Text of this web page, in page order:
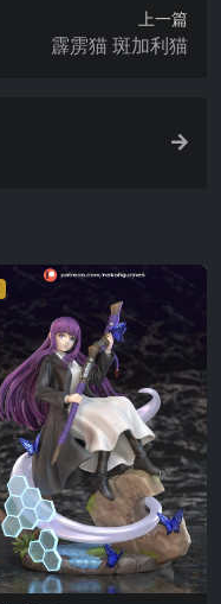
上一篇
霹雳猫 斑加利猫